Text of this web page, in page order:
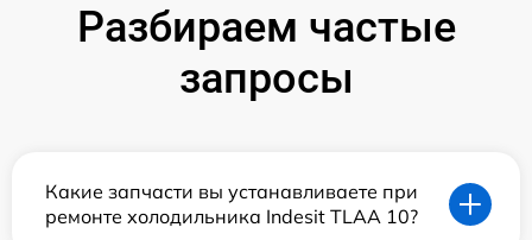
Разбираем частые
запросы
Какие запчасти вы устанавливаете при
ремонте холодильника Indesit TLAA 10?